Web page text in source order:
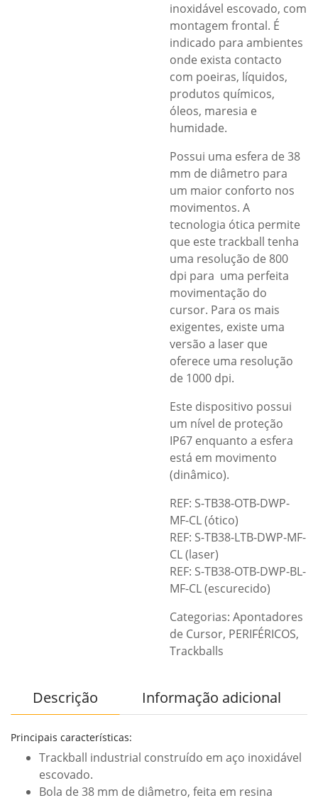
inoxidável escovado, com
montagem frontal. É
indicado para ambientes
onde exista contacto
com poeiras, líquidos,
produtos químicos,
óleos, maresia e
humidade.
Possui uma esfera de 38
mm de diâmetro para
um maior conforto nos
movimentos. A
tecnologia ótica permite
que este trackball tenha
uma resolução de 800
dpi para uma perfeita
movimentação do
cursor. Para os mais
exigentes, existe uma
versão a laser que
oferece uma resolução
de 1000 dpi.
Este dispositivo possui
um nível de proteção
IP67 enquanto a esfera
está em movimento
(dinâmico).
REF: S-TB38-OTB-DWP-
MF-CL (ótico)
REF: S-TB38-LTB-DWP-MF-
CL (laser)
REF: S-TB38-OTB-DWP-BL-
MF-CL (escurecido)
Categorias: Apontadores
de Cursor, PERIFÉRICOS,
Trackballs
Descrição Informação adicional
Principais características:
Trackball industrial construído em aço inoxidável
escovado.
Bola de 38 mm de diâmetro, feita em resina